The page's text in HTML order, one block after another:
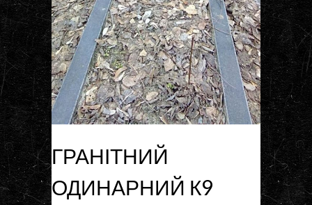
ГРАНІТНИЙ
ОДИНАРНИЙ К9